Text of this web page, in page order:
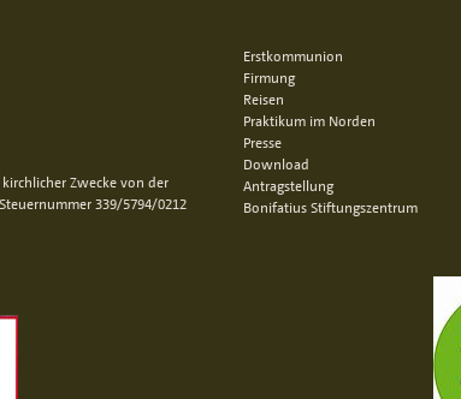
Zwecke von der
339/5794/0212
Erstkommunion
Firmung
Reisen
Praktikum im Norden
Presse
Download
Antragstellung
Bonifatius Stiftungszentrum